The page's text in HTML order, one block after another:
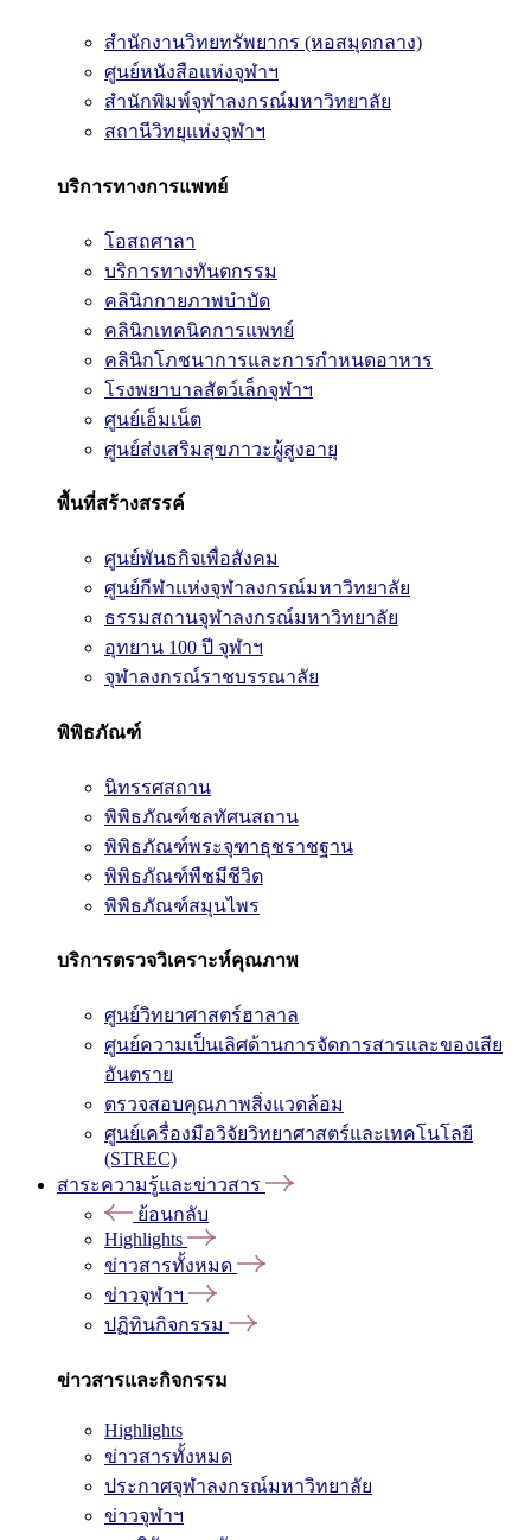
สำนักงานวิทยทรัพยากร (หอสมุดกลาง)
ศูนย์หนังสือแห่งจุฬาฯ
สำนักพิมพ์จุฬาลงกรณ์มหาวิทยาลัย
สถานีวิทยุแห่งจุฬาฯ
บริการทางการแพทย์
โอสถศาลา
บริการทางทันตกรรม
คลินิกกายภาพบำบัด
คลินิกเทคนิคการแพทย์
คลินิกโภชนาการและการกำหนดอาหาร
โรงพยาบาลสัตว์เล็กจุฬาฯ
ศูนย์เอ็มเน็ต
ศูนย์ส่งเสริมสุขภาวะผู้สูงอายุ
พื้นที่สร้างสรรค์
ศูนย์พันธกิจเพื่อสังคม
ศูนย์กีฬาแห่งจุฬาลงกรณ์มหาวิทยาลัย
ธรรมสถานจุฬาลงกรณ์มหาวิทยาลัย
อุทยาน 100 ปี จุฬาฯ
จุฬาลงกรณ์ราชบรรณาลัย
พิพิธภัณฑ์
นิทรรศสถาน
พิพิธภัณฑ์ชลทัศนสถาน
พิพิธภัณฑ์พระจุฑาธุชราชฐาน
พิพิธภัณฑ์พืชมีชีวิต
พิพิธภัณฑ์สมุนไพร
บริการตรวจวิเคราะห์คุณภาพ
ศูนย์วิทยาศาสตร์ฮาลาล
ศูนย์ความเป็นเลิศด้านการจัดการสารและของเสีย
อันตราย
ตรวจสอบคุณภาพสิ่งแวดล้อม
ศูนย์เครื่องมือวิจัยวิทยาศาสตร์และเทคโนโลยี
(STREC)
สาระความรู้และข่าวสาร
ย้อนกลับ
Highlights
ข่าวสารทั้งหมด
ข่าวจุฬาฯ
ปฏิทินกิจกรรม
ข่าวสารและกิจกรรม
Highlights
ข่าวสารทั้งหมด
ประกาศจุฬาลงกรณ์มหาวิทยาลัย
ข่าวจุฬาฯ